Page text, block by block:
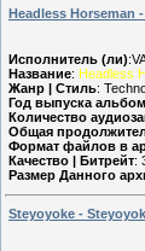
Headless Horseman
Исполнитель (ли)
Название: Headless
Жанр | Стиль:
Год выпуска
Количество
Общая
Формат файлов в
Качество | Битрейт:
Размер Данного
Steyoyoke -